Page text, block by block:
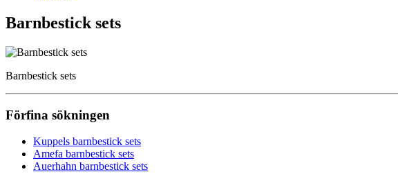
Barnbestick sets
Barnbestick sets
Förfina sökningen
Kuppels barnbestick sets
Amefa barnbestick sets
Auerhahn barnbestick sets